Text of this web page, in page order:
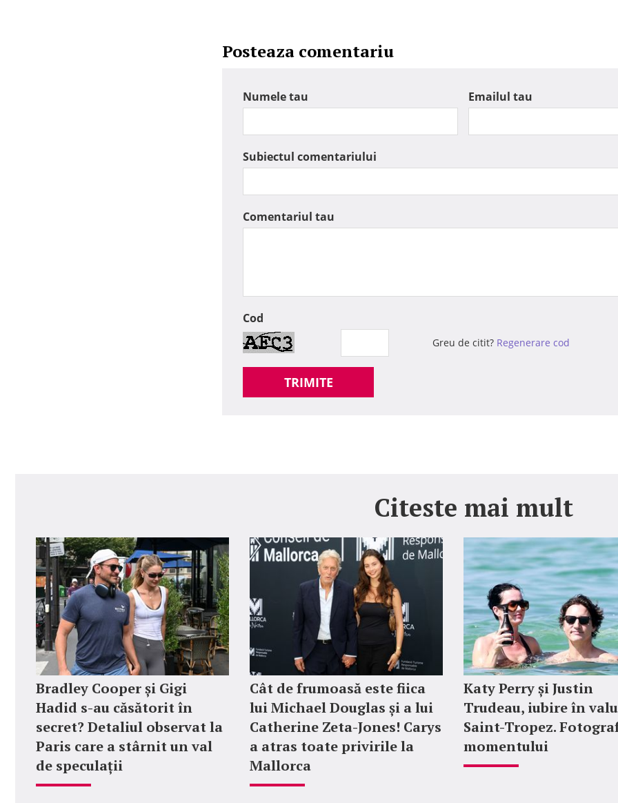
Posteaza comentariu
Numele tau Emailul tau
Subiectul comentariului
Comentariul tau
Cod
Greu de citit? Regenerare cod
TRIMITE
Citeste mai mult
Bradley Cooper și Gigi
Hadid s-au căsătorit în
secret? Detaliul observat la
Paris care a stârnit un val
de speculații
Cât de frumoasă este fiica
lui Michael Douglas și a lui
Catherine Zeta-Jones! Carys
a atras toate privirile la
Mallorca
Katy Perry și Justin
Trudeau, iubire în
Saint-Tropez.
momentului